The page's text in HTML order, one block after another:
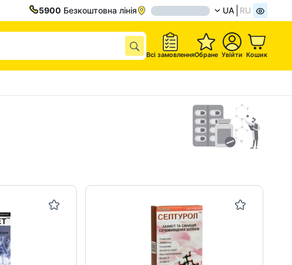
5900 Безкоштовна лінія UA RU
Всі замовленняОбране Увійти Кошик